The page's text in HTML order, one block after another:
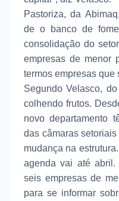
Pastoriza, da
de o banco de
consolidação do
empresas de menor
termos empresas que
Segundo Velasco,
colhendo frutos.
novo departamento
das câmaras
mudança na
agenda vai até abril.
seis empresas de
para se informar